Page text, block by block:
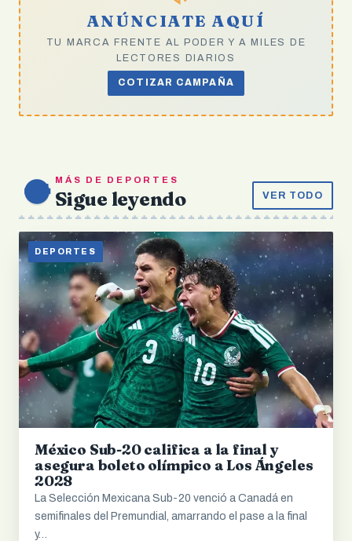
ANÚNCIATE AQUÍ
TU MARCA FRENTE AL PODER Y A MILES DE
LECTORES DIARIOS
COTIZAR CAMPAÑA
MÁS DE DEPORTES
Sigue leyendo VER TODO
DEPORTES
México Sub-20 califica a la final y
asegura boleto olímpico a Los Ángeles
2028
La Selección Mexicana Sub-20 venció a Canadá en
semifinales del Premundial, amarrando el pase a la final
y…